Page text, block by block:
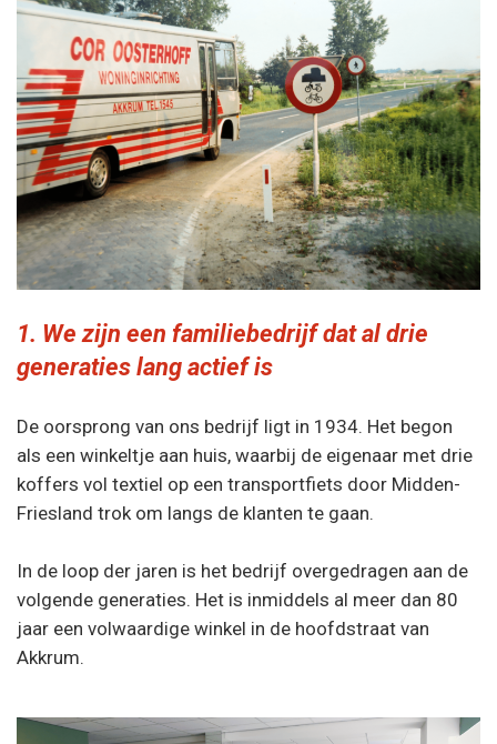
1. We zijn een familiebedrijf dat al drie
generaties lang actief is
De oorsprong van ons bedrijf ligt in 1934. Het begon
als een winkeltje aan huis, waarbij de eigenaar met drie
koffers vol textiel op een transportfiets door Midden-
Friesland trok om langs de klanten te gaan.
In de loop der jaren is het bedrijf overgedragen aan de
volgende generaties. Het is inmiddels al meer dan 80
jaar een volwaardige winkel in de hoofdstraat van
Akkrum.